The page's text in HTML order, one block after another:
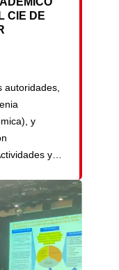
CIE DE
autoridades,
y
y
Innovación
María
esta visita
de las […]